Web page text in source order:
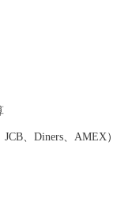
本三大美味鶏「比内
ープを使用している
されました。 2025
た。 2022年9月1日
、Diners、AMEX）